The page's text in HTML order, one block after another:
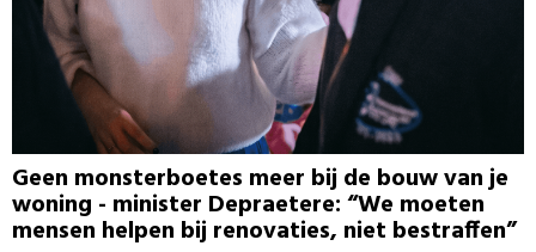
Geen monsterboetes meer bij de bouw van je
woning - minister Depraetere: “We moeten
mensen helpen bij renovaties, niet bestraffen”